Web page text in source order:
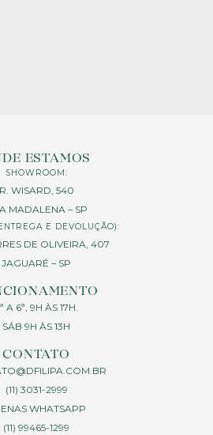
ESTAMOS
SHOWROOM:
R. WISARD, 540
MADALENA – SP
E DEVOLUÇÃO):
DE OLIVEIRA, 407
JAGUARÉ – SP
A 6ª, 9H ÀS 17H.
SÁB 9H ÀS 13H
CONTATO
(11) 3031-2999
WHATSAPP
(11) 99465-1299